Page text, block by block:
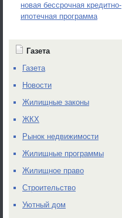
новая бессрочная кредитно-
ипотечная программа
Газета
Газета
Новости
Жилищные законы
ЖКХ
Рынок недвижимости
Жилищные программы
Жилищное право
Строительство
Уютный дом